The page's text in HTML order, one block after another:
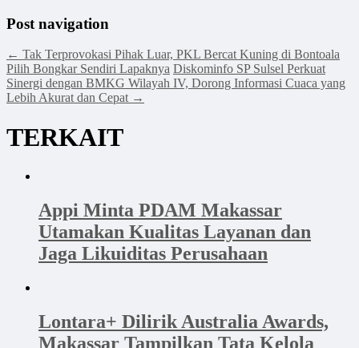
Post navigation
← Tak Terprovokasi Pihak Luar, PKL Bercat Kuning di Bontoala
Pilih Bongkar Sendiri Lapaknya Diskominfo SP Sulsel Perkuat
Sinergi dengan BMKG Wilayah IV, Dorong Informasi Cuaca yang
Lebih Akurat dan Cepat →
TERKAIT
Appi Minta PDAM Makassar
Utamakan Kualitas Layanan dan
Jaga Likuiditas Perusahaan
Lontara+ Dilirik Australia Awards,
Makassar Tampilkan Tata Kelola